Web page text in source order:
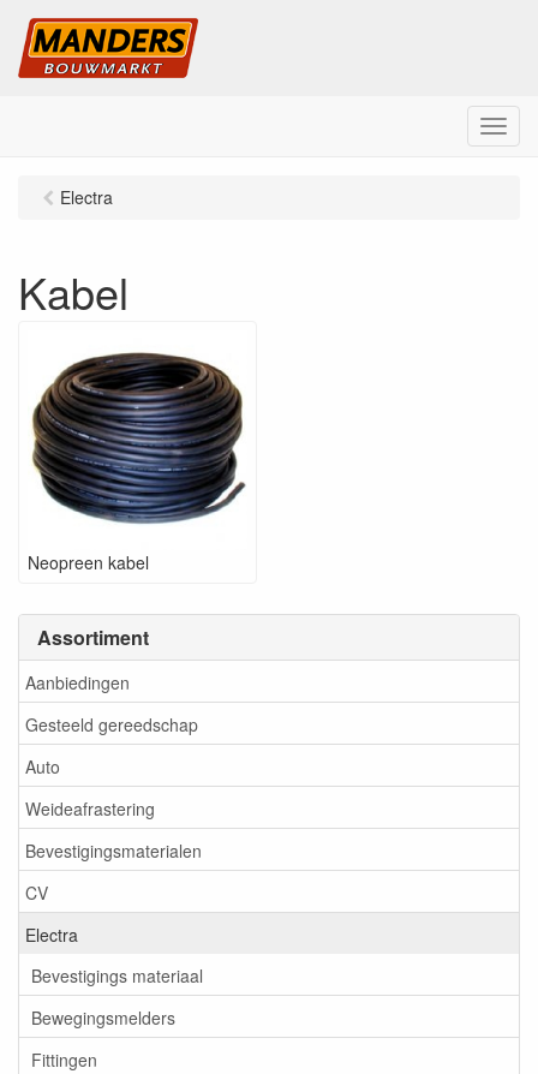
M
e
Assortiment
Aanbiedingen
Gesteeld gereedschap
Auto
Weideafrastering
Bevestigingsmaterialen
CV
Electra
Bevestigings materiaal
Bewegingsmelders
Fittingen
Electra
Kabel
Neopreen kabel